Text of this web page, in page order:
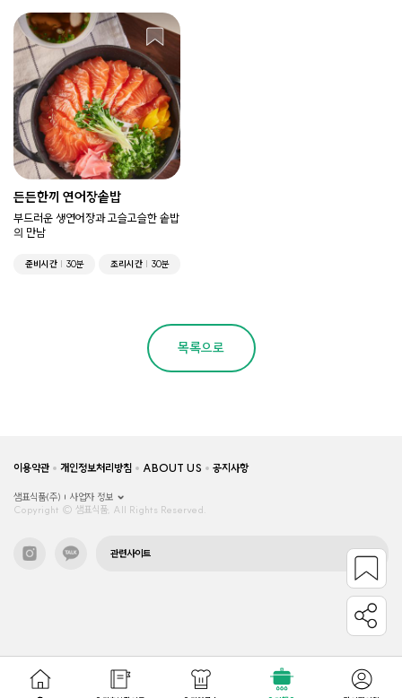
든든한끼 연어장솥밥
부드러운 생연어장과 고슬고슬한 솥밥
의 만남
준비시간 30분 조리시간 30분
목록으로
이용약관 개인정보처리방침 ABOUT US 공지사항
샘표식품(주)
사업자 정보
Copyright © 샘표식품, All Rights Reserved.
관련사이트